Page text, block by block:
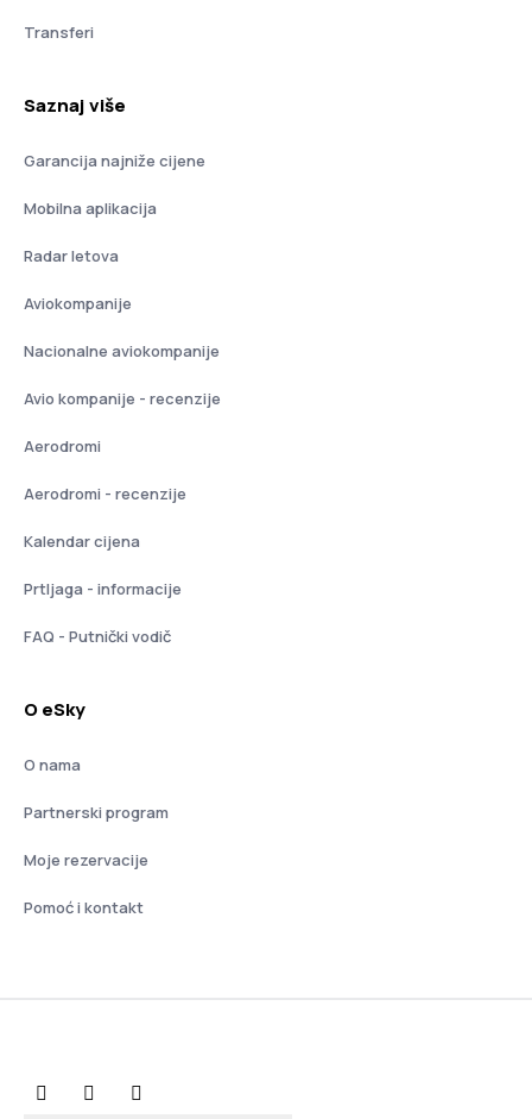
Transferi
Saznaj više
Garancija najniže cijene
Mobilna aplikacija
Radar letova
Aviokompanije
Nacionalne aviokompanije
Avio kompanije - recenzije
Aerodromi
Aerodromi - recenzije
Kalendar cijena
Prtljaga - informacije
FAQ - Putnički vodič
O eSky
O nama
Partnerski program
Moje rezervacije
Pomoć i kontakt